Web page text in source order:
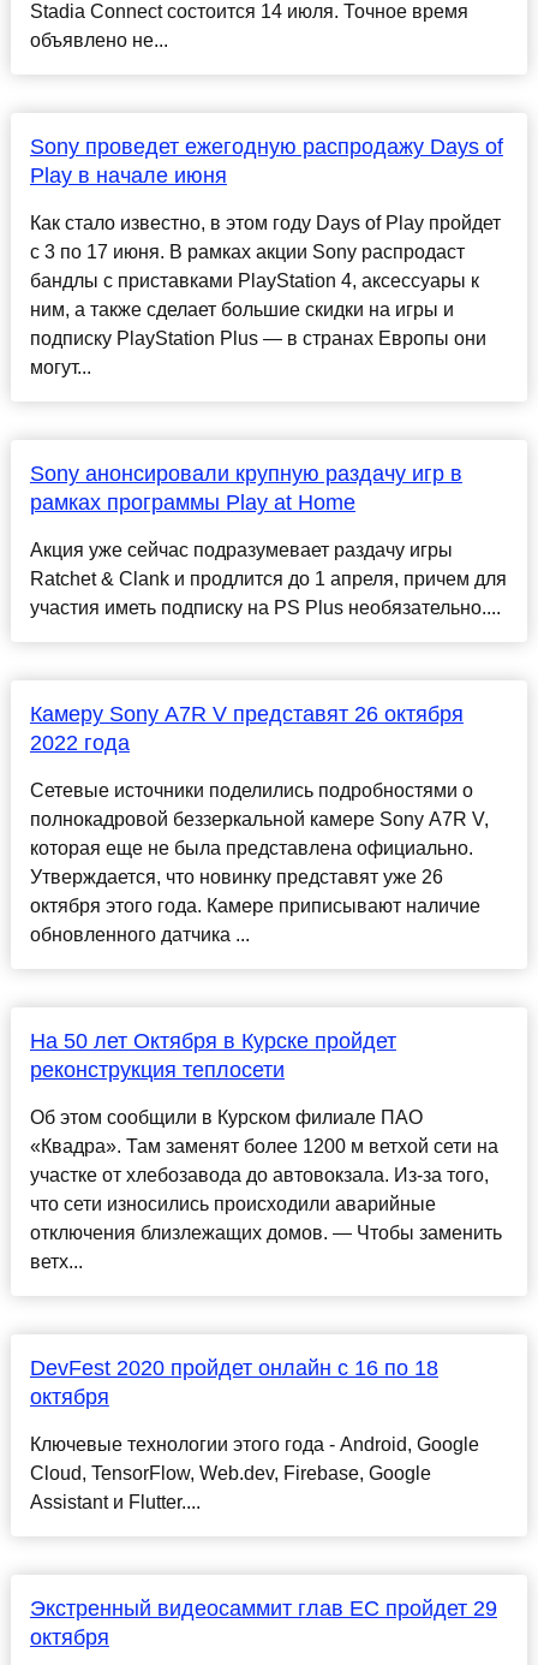
Stadia Connect состоится 14 июля. Точное время
объявлено не...
Sony проведет ежегодную распродажу Days of
Play в начале июня
Как стало известно, в этом году Days of Play пройдет
с 3 по 17 июня. В рамках акции Sony распродаст
бандлы с приставками PlayStation 4, аксессуары к
ним, а также сделает большие скидки на игры и
подписку PlayStation Plus — в странах Европы они
могут...
Sony анонсировали крупную раздачу игр в
рамках программы Play at Home
Акция уже сейчас подразумевает раздачу игры
Ratchet & Clank и продлится до 1 апреля, причем для
участия иметь подписку на PS Plus необязательно....
Камеру Sony A7R V представят 26 октября
2022 года
Сетевые источники поделились подробностями о
полнокадровой беззеркальной камере Sony A7R V,
которая еще не была представлена официально.
Утверждается, что новинку представят уже 26
октября этого года. Камере приписывают наличие
обновленного датчика ...
На 50 лет Октября в Курске пройдет
реконструкция теплосети
Об этом сообщили в Курском филиале ПАО
«Квадра». Там заменят более 1200 м ветхой сети на
участке от хлебозавода до автовокзала. Из-за того,
что сети износились происходили аварийные
отключения близлежащих домов. — Чтобы заменить
ветх...
DevFest 2020 пройдет онлайн с 16 по 18
октября
Ключевые технологии этого года - Android, Google
Cloud, TensorFlow, Web.dev, Firebase, Google
Assistant и Flutter....
Экстренный видеосаммит глав ЕС пройдет 29
октября